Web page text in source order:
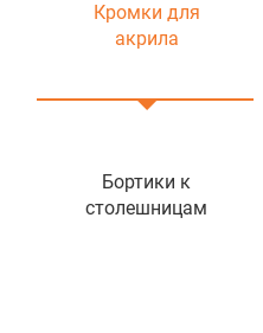
Кромки для
акрила
Бортики к
столешницам